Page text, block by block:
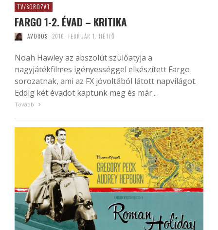
TV/SOROZAT
FARGO 1-2. ÉVAD – KRITIKA
AVOROS 2016. FEBRUÁR 1. HÉTFŐ
Noah Hawley az abszolút szülőatyja a
nagyjátékfilmes igényességgel elkészített Fargo
sorozatnak, ami az FX jóvoltából látott napvilágot.
Eddig két évadot kaptunk meg és már...
Tovább